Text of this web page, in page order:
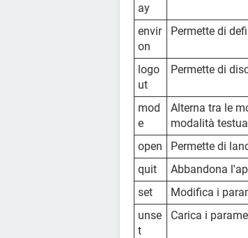
ay
envir
on
Permette di
logo
ut
Permette di
mod
e
Alterna tra le
modalità
open
Permette di
quit
Abbandona
set
Modifica i
unse
t
Carica i